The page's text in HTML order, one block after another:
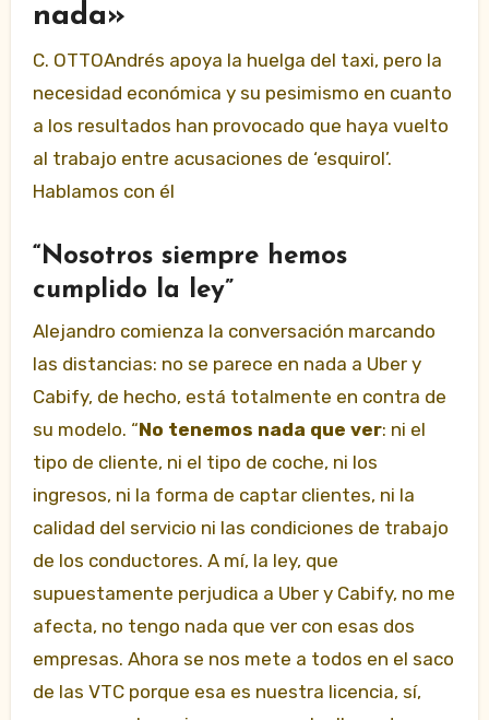
nada»
C. OTTOAndrés apoya la huelga del taxi, pero la
necesidad económica y su pesimismo en cuanto
a los resultados han provocado que haya vuelto
al trabajo entre acusaciones de ‘esquirol’.
Hablamos con él
“Nosotros siempre hemos
cumplido la ley”
Alejandro comienza la conversación marcando
las distancias: no se parece en nada a Uber y
Cabify, de hecho, está totalmente en contra de
su modelo. “No tenemos nada que ver: ni el
tipo de cliente, ni el tipo de coche, ni los
ingresos, ni la forma de captar clientes, ni la
calidad del servicio ni las condiciones de trabajo
de los conductores. A mí, la ley, que
supuestamente perjudica a Uber y Cabify, no me
afecta, no tengo nada que ver con esas dos
empresas. Ahora se nos mete a todos en el saco
de las VTC porque esa es nuestra licencia, sí,